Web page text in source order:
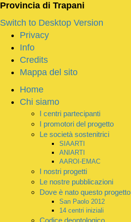
Provincia di Trapani
Switch to Desktop Version
Privacy
Info
Credits
Mappa del sito
Home
Chi siamo
I centri partecipanti
I promotori del progetto
Le società sostenitrici
SIAARTI
ANIARTI
AAROI-EMAC
I nostri progetti
Le nostre pubblicazioni
Dove è nato questo progetto
San Paolo 2012
14 centri iniziali
Codice deontologico